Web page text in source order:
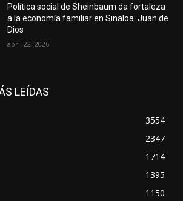
Política social de Sheinbaum da fortaleza
a la economía familiar en Sinaloa: Juan de
Dios
abril 22, 2026
LEÍDAS
3554
2347
1714
1395
1150